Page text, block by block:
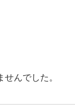
んでした。